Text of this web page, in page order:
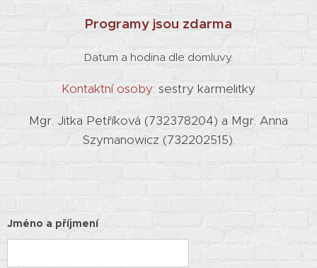
Programy jsou zdarma
Datum a hodina dle domluvy.
Kontaktní osoby: sestry karmelitky
Mgr. Jitka Petříková (732378204) a Mgr. Anna
Szymanowicz (732202515).
Jméno a příjmení